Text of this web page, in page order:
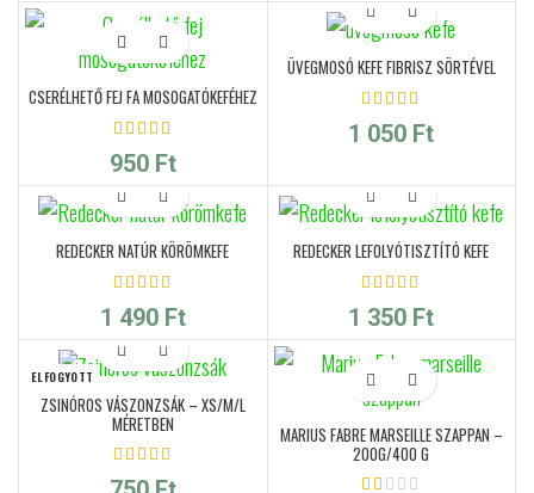
CSERÉLHETŐ FEJ FA MOSOGATÓKEFÉHEZ
950 Ft
ÜVEGMOSÓ KEFE FIBRISZ SÖRTÉVEL
1 050 Ft
REDECKER NATÚR KÖRÖMKEFE
1 490 Ft
REDECKER LEFOLYÓTISZTÍTÓ KEFE
1 350 Ft
ELFOGYOTT
ZSINÓROS VÁSZONZSÁK – XS/M/L
MÉRETBEN
MARIUS FABRE MARSEILLE SZAPPAN –
200G/400 G